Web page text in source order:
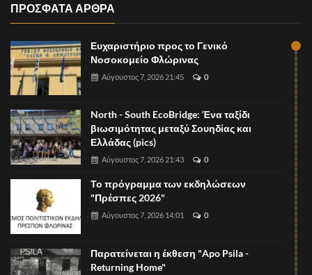
ΠΡΟΣΦΑΤΑ ΑΡΘΡΑ
Ευχαριστήριο προς το Γενικό
Νοσοκομείο Φλώρινας
Αύγουστος 7, 2026 21:45 0
North - South EcoBridge: Ένα ταξίδι
βιωσιμότητας μεταξύ Σουηδίας και
Ελλάδας (pics)
Αύγουστος 7, 2026 21:43 0
Το πρόγραμμα των εκδηλώσεων
"Πρέσπες 2026"
Αύγουστος 7, 2026 14:01 0
Παρατείνεται η έκθεση "Apo Psila -
Returning Home"